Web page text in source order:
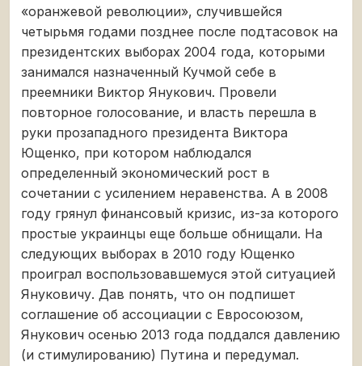
«оранжевой революции», случившейся
четырьмя годами позднее после подтасовок на
президентских выборах 2004 года, которыми
занимался назначенный Кучмой себе в
преемники Виктор Янукович. Провели
повторное голосование, и власть перешла в
руки прозападного президента Виктора
Ющенко, при котором наблюдался
определенный экономический рост в
сочетании с усилением неравенства. А в 2008
году грянул финансовый кризис, из-за которого
простые украинцы еще больше обнищали. На
следующих выборах в 2010 году Ющенко
проиграл воспользовавшемуся этой ситуацией
Януковичу. Дав понять, что он подпишет
соглашение об ассоциации с Евросоюзом,
Янукович осенью 2013 года поддался давлению
(и стимулированию) Путина и передумал.